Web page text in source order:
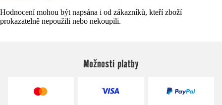
Hodnocení mohou být napsána i od zákazníků, kteří zboží
prokazatelně nepoužili nebo nekoupili.
Možnosti platby